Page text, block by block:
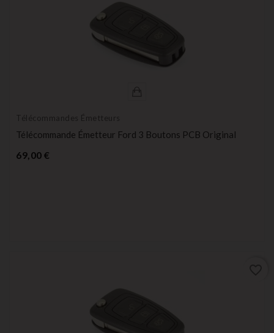
Télécommandes Émetteurs
Télécommande Émetteur Ford 3 Boutons PCB Original
69,00 €